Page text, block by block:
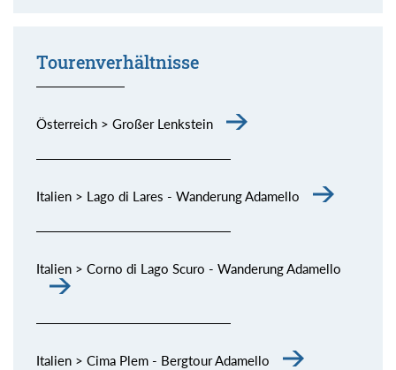
Tourenverhältnisse
Österreich > Großer Lenkstein
Italien > Lago di Lares - Wanderung Adamello
Italien > Corno di Lago Scuro - Wanderung Adamello
Italien > Cima Plem - Bergtour Adamello